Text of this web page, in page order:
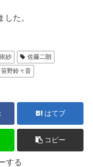
た。
紗
佐藤二朗
笹野鈴々音
はてブ
コピー
する